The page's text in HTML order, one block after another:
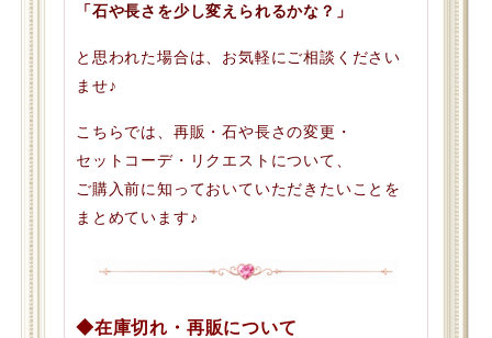
「石や長さを少し変えられるかな？」
と思われた場合は、お気軽にご相談ください
ませ♪
こちらでは、再販・石や長さの変更・
セットコーデ・リクエストについて、
ご購入前に知っておいていただきたいことを
まとめています♪
◆在庫切れ・再販について